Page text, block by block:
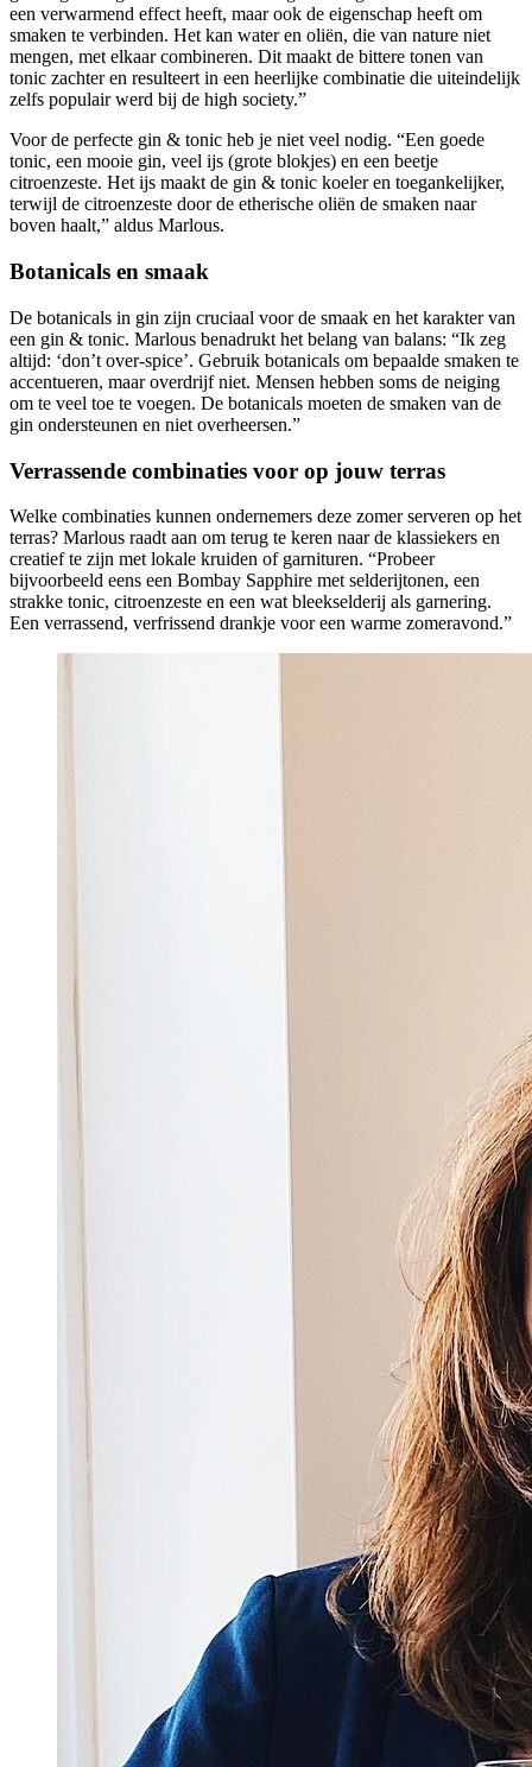
een verwarmend effect heeft, maar ook de eigenschap heeft om
smaken te verbinden. Het kan water en oliën, die van nature niet
mengen, met elkaar combineren. Dit maakt de bittere tonen van
tonic zachter en resulteert in een heerlijke combinatie die uiteindelijk
zelfs populair werd bij de high society.”
Voor de perfecte gin & tonic heb je niet veel nodig. “Een goede
tonic, een mooie gin, veel ijs (grote blokjes) en een beetje
citroenzeste. Het ijs maakt de gin & tonic koeler en toegankelijker,
terwijl de citroenzeste door de etherische oliën de smaken naar
boven haalt,” aldus Marlous.
Botanicals en smaak
De botanicals in gin zijn cruciaal voor de smaak en het karakter van
een gin & tonic. Marlous benadrukt het belang van balans: “Ik zeg
altijd: ‘don’t over-spice’. Gebruik botanicals om bepaalde smaken te
accentueren, maar overdrijf niet. Mensen hebben soms de neiging
om te veel toe te voegen. De botanicals moeten de smaken van de
gin ondersteunen en niet overheersen.”
Verrassende combinaties voor op jouw terras
Welke combinaties kunnen ondernemers deze zomer serveren op het
terras? Marlous raadt aan om terug te keren naar de klassiekers en
creatief te zijn met lokale kruiden of garnituren. “Probeer
bijvoorbeeld eens een Bombay Sapphire met selderijtonen, een
strakke tonic, citroenzeste en een wat bleekselderij als garnering.
Een verrassend, verfrissend drankje voor een warme zomeravond.”